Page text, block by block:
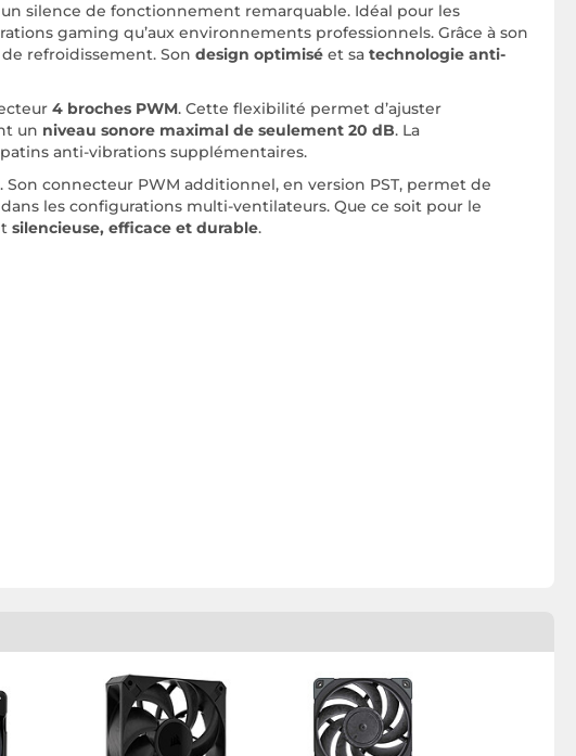
silence de fonctionnement remarquable. Idéal pour les
gaming qu’aux environnements professionnels. Grâce à son
refroidissement. Son design optimisé et sa technologie anti-
4 broches PWM. Cette flexibilité permet d’ajuster
un niveau sonore maximal de seulement 20 dB. La
anti-vibrations supplémentaires.
connecteur PWM additionnel, en version PST, permet de
les configurations multi-ventilateurs. Que ce soit pour le
silencieuse, efficace et durable.